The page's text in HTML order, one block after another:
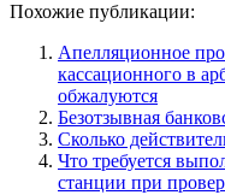
Похожие публикации:
Апелляционное
кассационного в
обжалуются
Безотзывная
Сколько
Что требуется
станции при